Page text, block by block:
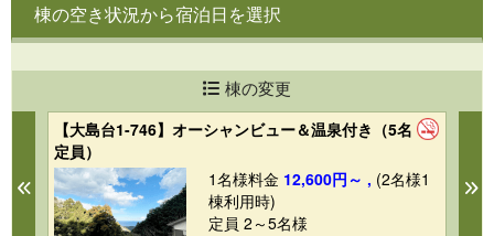
棟の空き状況から宿泊日を選択
棟の変更
Previous
【大島台1-746】オーシャンビュー＆温泉付き（5名
定員）
1名様料金 12,600円～ , (2名様1
棟利用時)
定員 2～5名様